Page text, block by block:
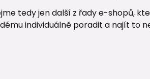
tedy jen další z řady e-shopů,
individuálně poradit a najít to